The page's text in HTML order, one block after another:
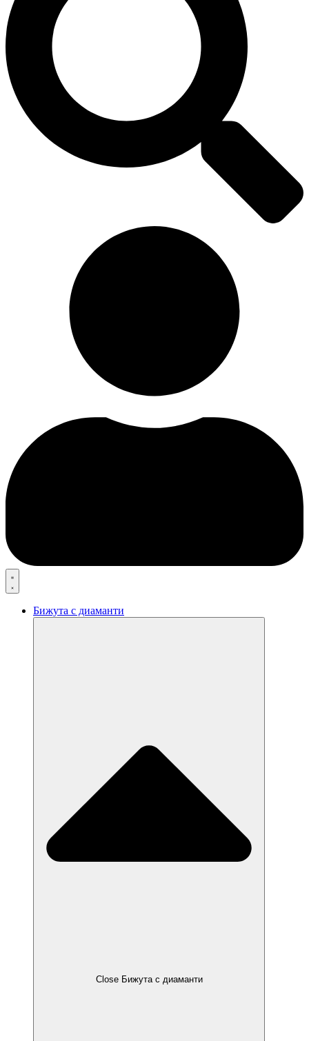
Бижута с диаманти
Close Бижута с диаманти